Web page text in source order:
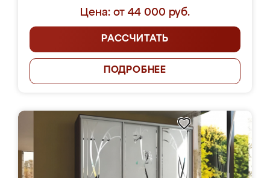
Цена: от 44 000 руб.
РАССЧИТАТЬ
ПОДРОБНЕЕ